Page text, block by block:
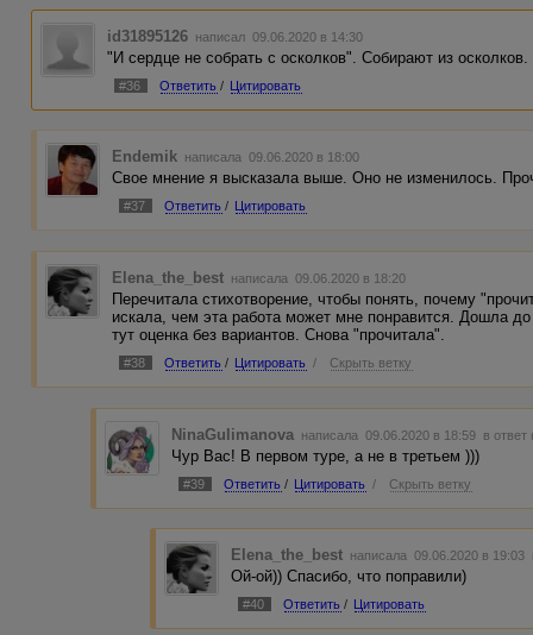
id31895126 написал 09.06.2020 в 14:30
"И сердце не собрать с осколков". Собирают из
#36 Ответить / Цитировать
Endemik написала 09.06.2020 в 18:00
Свое мнение я высказала выше. Оно не изменилось.
#37 Ответить / Цитировать
Elena_the_best написала 09.06.2020 в 18:20
Перечитала стихотворение, чтобы понять, почему
искала, чем эта работа может мне понравится. Дошла
тут оценка без вариантов. Снова "прочитала".
#38 Ответить / Цитировать / Скрыть ветку
NinaGulimanova написала 09.06.2020 в 18:59 в ответ
Чур Вас! В первом туре, а не в третьем )))
#39 Ответить / Цитировать / Скрыть ветку
Elena_the_best написала 09.06.2020 в 19:03
Ой-ой)) Спасибо, что поправили)
#40 Ответить / Цитировать